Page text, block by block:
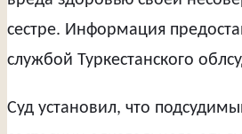
сестре. Информация
службой Туркестанского
Суд установил, что